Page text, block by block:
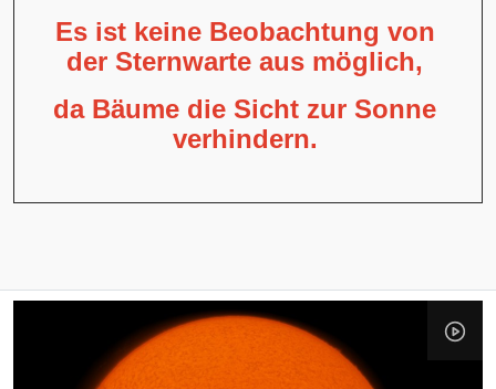
Es ist keine Beobachtung von
der Sternwarte aus möglich,
da Bäume die Sicht zur Sonne
verhindern.